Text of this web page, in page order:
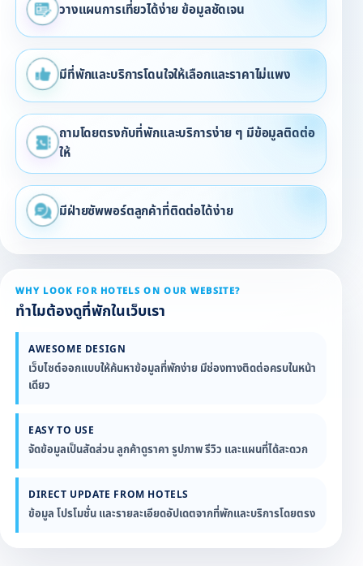
วางแผนการเที่ยวได้ง่าย ข้อมูลชัดเจน
มีที่พักและบริการโดนใจให้เลือกและราคาไม่แพง
ถามโดยตรงกับที่พักและบริการง่าย ๆ มีข้อมูลติดต่อ
ให้
มีฝ่ายซัพพอร์ตลูกค้าที่ติดต่อได้ง่าย
WHY LOOK FOR HOTELS ON OUR WEBSITE?
ทำไมต้องดูที่พักในเว็บเรา
AWESOME DESIGN
เว็บไซต์ออกแบบให้ค้นหาข้อมูลที่พักง่าย มีช่องทางติดต่อครบในหน้า
เดียว
EASY TO USE
จัดข้อมูลเป็นสัดส่วน ลูกค้าดูราคา รูปภาพ รีวิว และแผนที่ได้สะดวก
DIRECT UPDATE FROM HOTELS
ข้อมูล โปรโมชั่น และรายละเอียดอัปเดตจากที่พักและบริการโดยตรง